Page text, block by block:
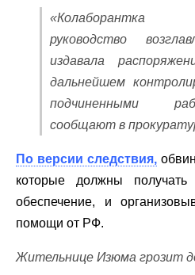
«Колаборантка
руководство
издавала
дальнейшем
подчиненными
сообщают в
По версии следствия,
которые должны
обеспечение, и
помощи от РФ.
Жительнице Изюма грозит